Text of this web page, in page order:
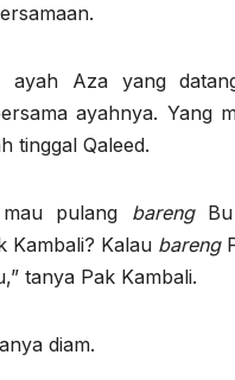
ayah Aza yang
ayahnya. Yang
tinggal Qaleed.
mau pulang barengBu
Kambali? Kalau bareng
tanya Pak Kambali.
diam.